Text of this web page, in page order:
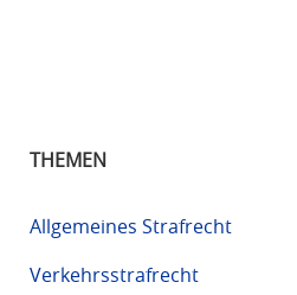
THEMEN
Allgemeines Strafrecht
Verkehrsstrafrecht